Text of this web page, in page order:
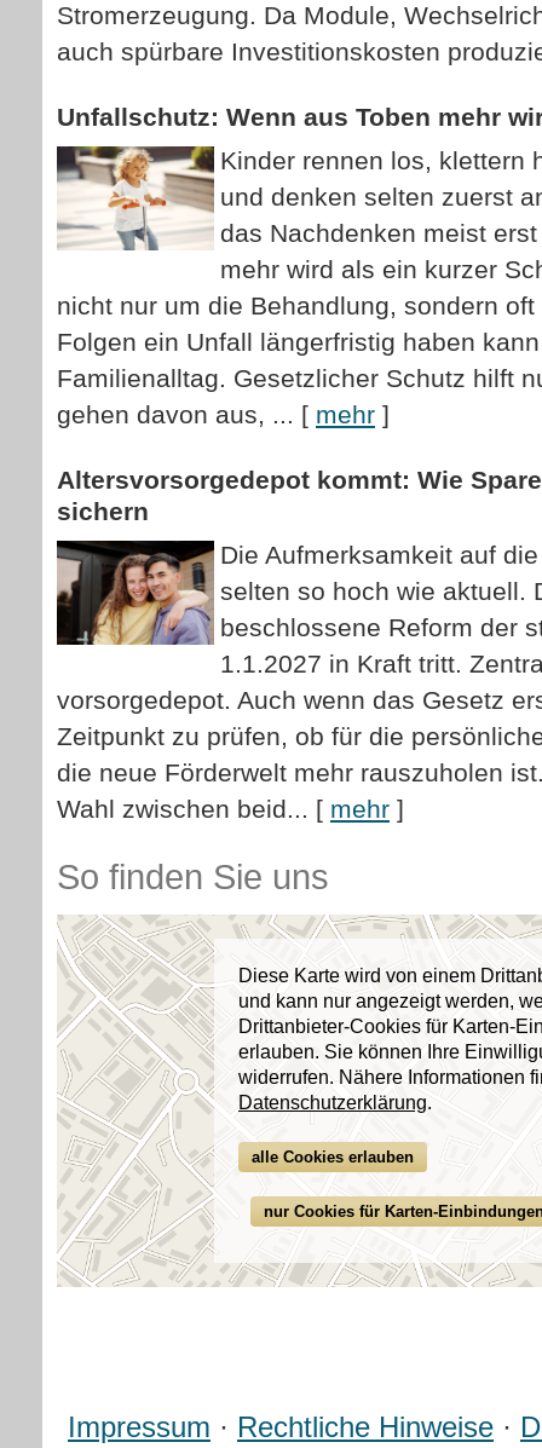
Stromerzeugung. Da Module,
auch spürbare Investitionskosten
Unfallschutz: Wenn aus Toben mehr
Kinder rennen los, klettern
und denken selten zuerst
das Nachdenken meist
mehr wird als ein kurzer
nicht nur um die Behandlung, sondern
Folgen ein Unfall längerfristig haben
Familienalltag. Gesetzlicher Schutz hilft
gehen davon aus, ... [ mehr ]
Alters­vorsorge­depot kommt: Wie
sichern
Die Aufmerksamkeit auf
selten so hoch wie aktuell.
beschlossene Reform der
1.1.2027 in Kraft tritt.
vorsorgedepot. Auch wenn das Gesetz
Zeitpunkt zu prüfen, ob für die
die neue Förderwelt mehr rauszuholen
Wahl zwischen beid... [ mehr ]
So finden Sie uns
Diese Karte wird von einem
und kann nur angezeigt werden,
Drittanbieter-Cookies für Karten-
erlauben. Sie können Ihre
widerrufen. Nähere Informationen
Datenschutzerklärung.
alle Cookies erlauben
nur Cookies für Karten-
Impressum · Rechtliche Hinweise ·